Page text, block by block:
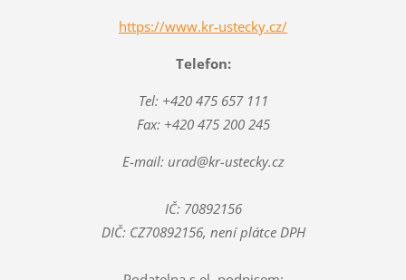
https://www.kr-ustecky.cz/
Telefon:
Tel: +420 475 657 111
Fax: +420 475 200 245
E-mail: urad@kr-ustecky.cz
IČ: 70892156
DIČ: CZ70892156, není plátce DPH